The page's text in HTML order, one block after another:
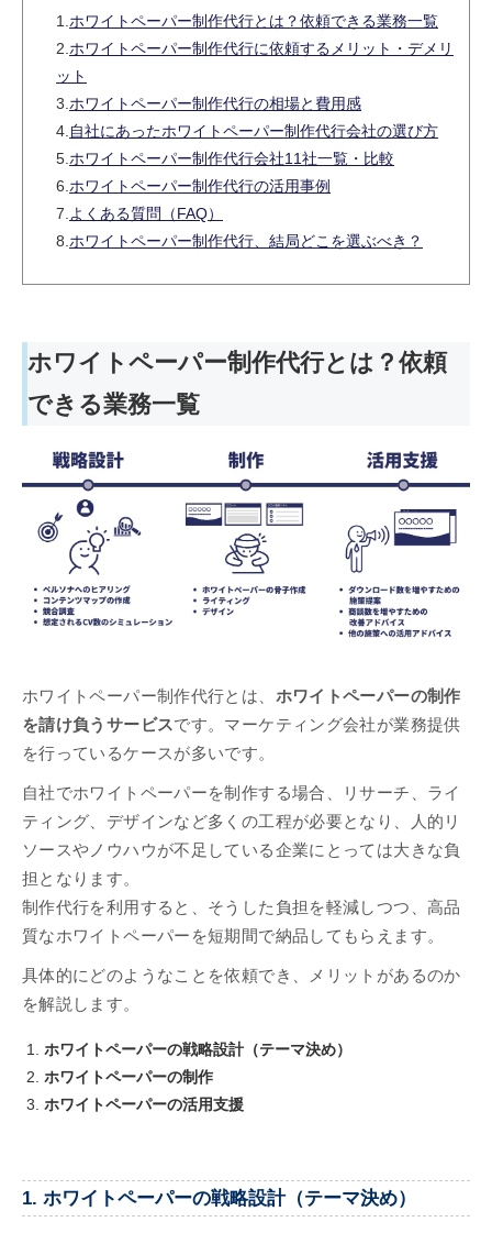
1. ホワイトペーパー制作代行とは？依頼できる業務一覧
2. ホワイトペーパー制作代行に依頼するメリット・デメリ
ット
3. ホワイトペーパー制作代行の相場と費用感
4. 自社にあったホワイトペーパー制作代行会社の選び方
5. ホワイトペーパー制作代行会社11社一覧・比較
6. ホワイトペーパー制作代行の活用事例
7. よくある質問（FAQ）
8. ホワイトペーパー制作代行、結局どこを選ぶべき？
ホワイトペーパー制作代行とは？依頼
できる業務一覧
ホワイトペーパー制作代行とは、 ホワイトペーパーの制作
を請け負うサービスです。マーケティング会社が業務提供
を行っているケースが多いです。
自社でホワイトペーパーを制作する場合、リサーチ、ライ
ティング、デザインなど多くの工程が必要となり、人的リ
ソースやノウハウが不足している企業にとっては大きな負
担となります。
制作代行を利用すると、そうした負担を軽減しつつ、高品
質なホワイトペーパーを短期間で納品してもらえます。
具体的にどのようなことを依頼でき、メリットがあるのか
を解説します。
ホワイトペーパーの戦略設計（テーマ決め）
ホワイトペーパーの制作
ホワイトペーパーの活用支援
1. ホワイトペーパーの戦略設計（テーマ決め）